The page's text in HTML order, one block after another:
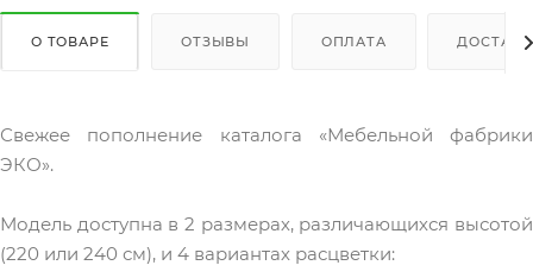
О ТОВАРЕ ОТЗЫВЫ ОПЛАТА
Свежее пополнение каталога «Мебельной фабрики
ЭКО».
Модель доступна в 2 размерах, различающихся высотой
(220 или 240 см), и 4 вариантах расцветки: